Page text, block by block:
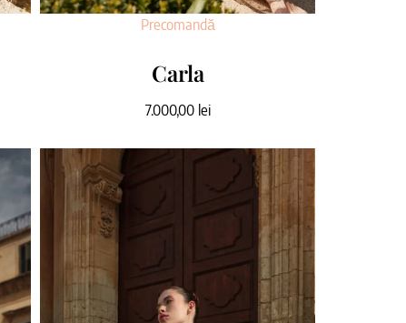
Precomandă
Carla
7.000,00 lei